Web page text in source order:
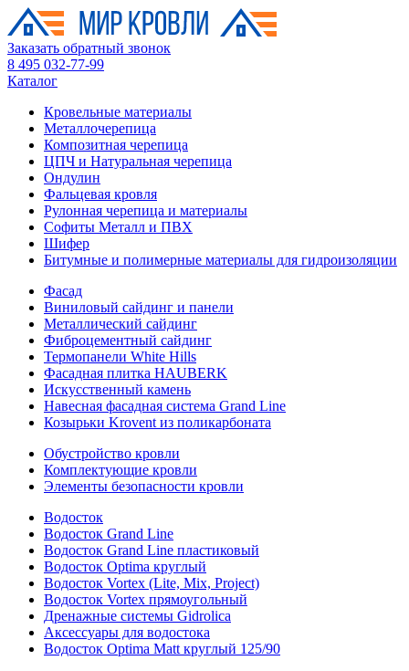
Заказать обратный звонок
8 495 032-77-99
Каталог
Кровельные материалы
Металлочерепица
Композитная черепица
ЦПЧ и Натуральная черепица
Ондулин
Фальцевая кровля
Рулонная черепица и материалы
Софиты Металл и ПВХ
Шифер
Битумные и полимерные материалы для гидроизоляции
Фасад
Виниловый сайдинг и панели
Металлический сайдинг
Фиброцементный сайдинг
Термопанели White Hills
Фасадная плитка HAUBERK
Искусственный камень
Навесная фасадная система Grand Line
Козырьки Krovent из поликарбоната
Обустройство кровли
Комплектующие кровли
Элементы безопасности кровли
Водосток
Водосток Grand Line
Водосток Grand Line пластиковый
Водосток Optima круглый
Водосток Vortex (Lite, Mix, Project)
Водосток Vortex прямоугольный
Дренажные системы Gidrolica
Аксессуары для водостока
Водосток Optima Matt круглый 125/90